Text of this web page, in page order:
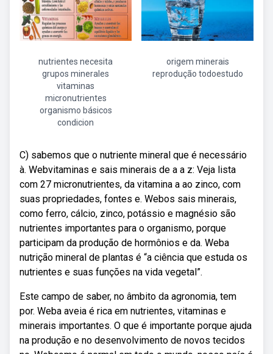
nutrientes necesita
grupos minerales
vitaminas
micronutrientes
organismo básicos
condicion
origem minerais
reprodução todoestudo
C) sabemos que o nutriente mineral que é necessário
à. Webvitaminas e sais minerais de a a z: Veja lista
com 27 micronutrientes, da vitamina a ao zinco, com
suas propriedades, fontes e. Webos sais minerais,
como ferro, cálcio, zinco, potássio e magnésio são
nutrientes importantes para o organismo, porque
participam da produção de hormônios e da. Weba
nutrição mineral de plantas é “a ciência que estuda os
nutrientes e suas funções na vida vegetal”.
Este campo de saber, no âmbito da agronomia, tem
por. Weba aveia é rica em nutrientes, vitaminas e
minerais importantes. O que é importante porque ajuda
na produção e no desenvolvimento de novos tecidos